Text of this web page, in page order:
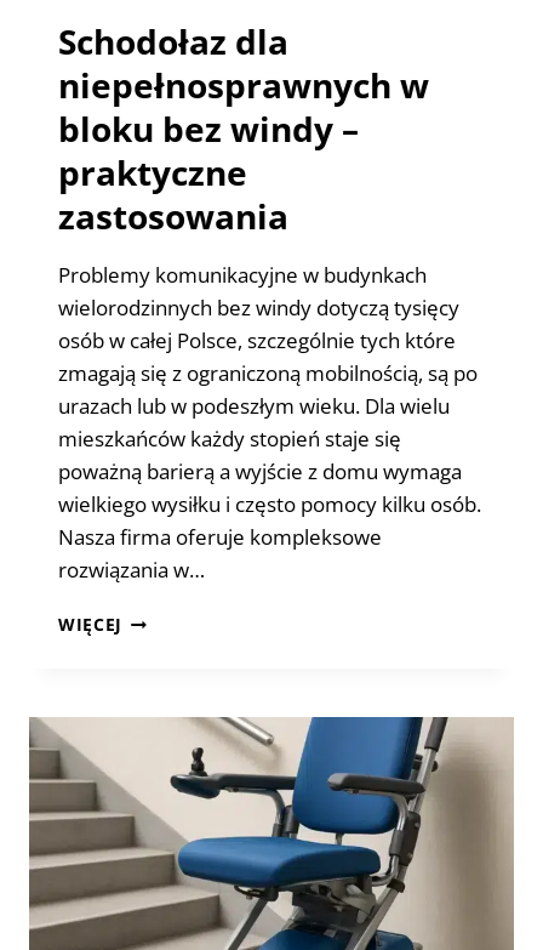
Schodołaz dla
niepełnosprawnych w
bloku bez windy –
praktyczne
zastosowania
Problemy komunikacyjne w budynkach
wielorodzinnych bez windy dotyczą tysięcy
osób w całej Polsce, szczególnie tych które
zmagają się z ograniczoną mobilnością, są po
urazach lub w podeszłym wieku. Dla wielu
mieszkańców każdy stopień staje się
poważną barierą a wyjście z domu wymaga
wielkiego wysiłku i często pomocy kilku osób.
Nasza firma oferuje kompleksowe
rozwiązania w…
WIĘCEJ SCHODOŁAZ
BLOKU
WINDY
–
PRAKTYCZNE
ZASTOSOWANIA